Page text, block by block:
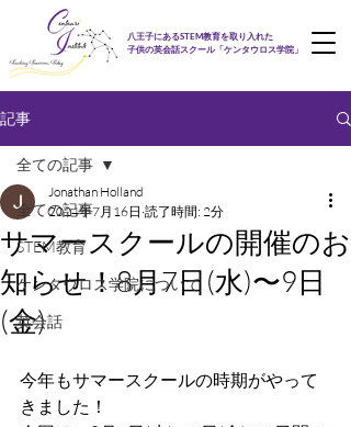
八王子にあるSTEM教育を取り入れた
子供の英会話スクール「ケンタウロス学院」
記事
全ての記事
STEM教育
ケンタウロス学院について
英会話
全ての記事
サマースクールの開催のお
知らせ！8月7日(水)〜9日
(金)
Jonathan Holland
2024年7月16日 読了時間: 2分
今年もサマースクールの時期がやって
きました！